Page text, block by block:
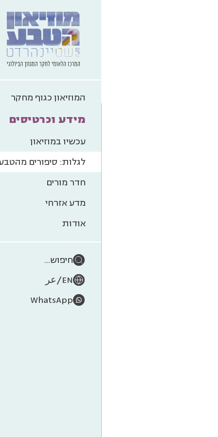
המוזיאון כגוף מחקר
מידע וכרטיסים
עכשיו במוזיאון
לגלות: סיפורים
חדר מורים
מדע אזרחי
אודות
חיפוש...
EN
/عر
WhatsApp
מגוון
אבולוציה
על